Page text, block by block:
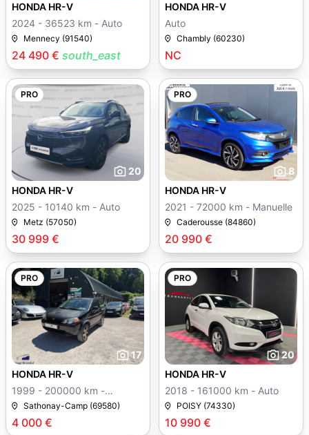
24 490 € south_east
HONDA HR-V
2024 - 36523 km - Auto
Mennecy (91540)
NC
HONDA HR-V
Auto
Chambly (60230)
PRO
20
30 999 €
HONDA HR-V
2025 - 10140 km - Auto
Metz (57050)
PRO
8
20 990 €
HONDA HR-V
2021 - 72000 km - Manuelle
Caderousse (84860)
PRO
17
4 000 €
HONDA HR-V
1999 - 200000 km -
Manuelle
Sathonay-Camp (69580)
PRO
20
10 990 €
HONDA HR-V
2018 - 161000 km - Auto
POISY (74330)